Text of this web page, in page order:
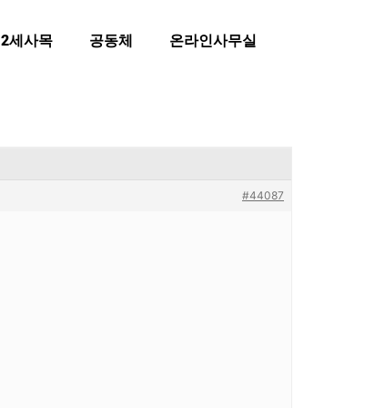
2세사목 공동체 온라인사무실
#44087